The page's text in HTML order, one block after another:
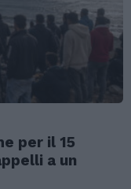
per il 15
a un